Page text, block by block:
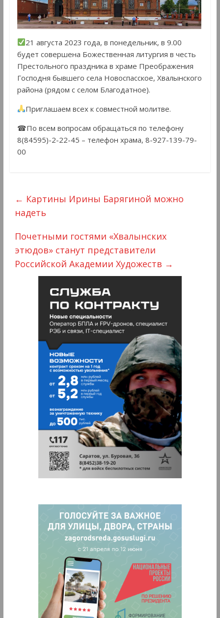
21 августа 2023 года, в понедельник, в 9.00
будет совершена Божественная литургия в честь
Престольного праздника в храме Преображения
Господня бывшего села Новоспасское, Хвалынского
района (рядом с селом Благодатное).
Приглашаем всех к совместной молитве.
☎По всем вопросам обращаться по телефону
8(84595)-2-22-45 – телефон храма, 8-927-139-79-
00
← Картины Ирины Барягиной можно
надеть
Почетными гостями «Хвалынских
этюдов» станут представители
Российской Академии Художеств →